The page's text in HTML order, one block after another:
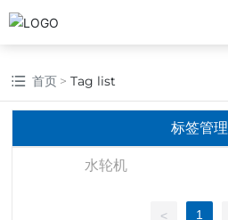
首页 Tag list
标签管理
水轮机
< 1